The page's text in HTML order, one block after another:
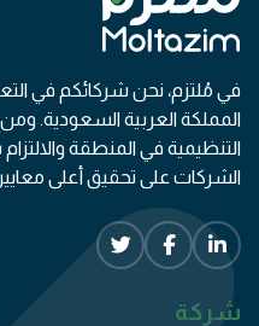
في مُلتزم، نحن شركائكم في
المملكة العربية السعودية.
التنظيمية في المنطقة والالتزام
الشركات على تحقيق أعلى معايير
شركة